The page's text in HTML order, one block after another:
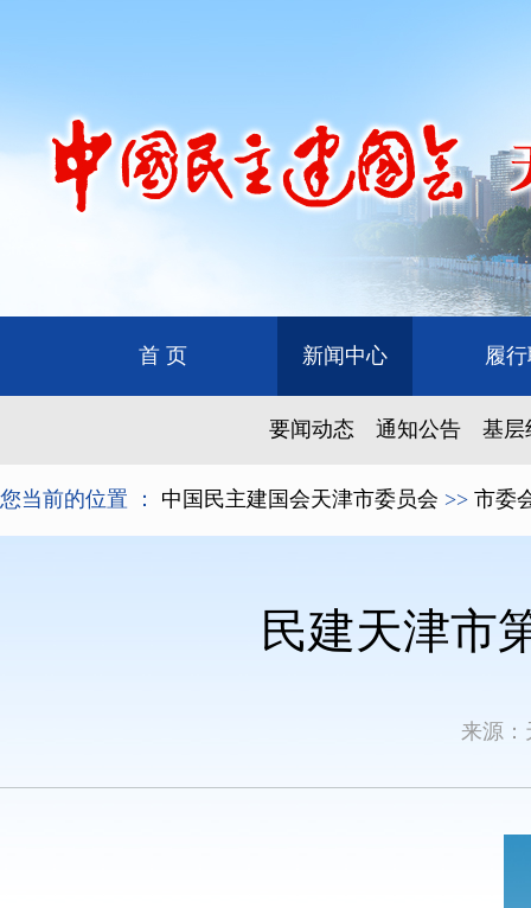
首 页 新闻中心 履
要闻动态 通知公告 基层
您当前的位置 ： 中国民主建国会天津市委员会 >> 市委
民建天津市
来源